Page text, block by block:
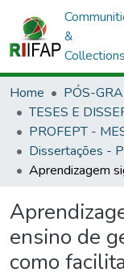
&
Collections
Home
Dissertações -
ensino de
como